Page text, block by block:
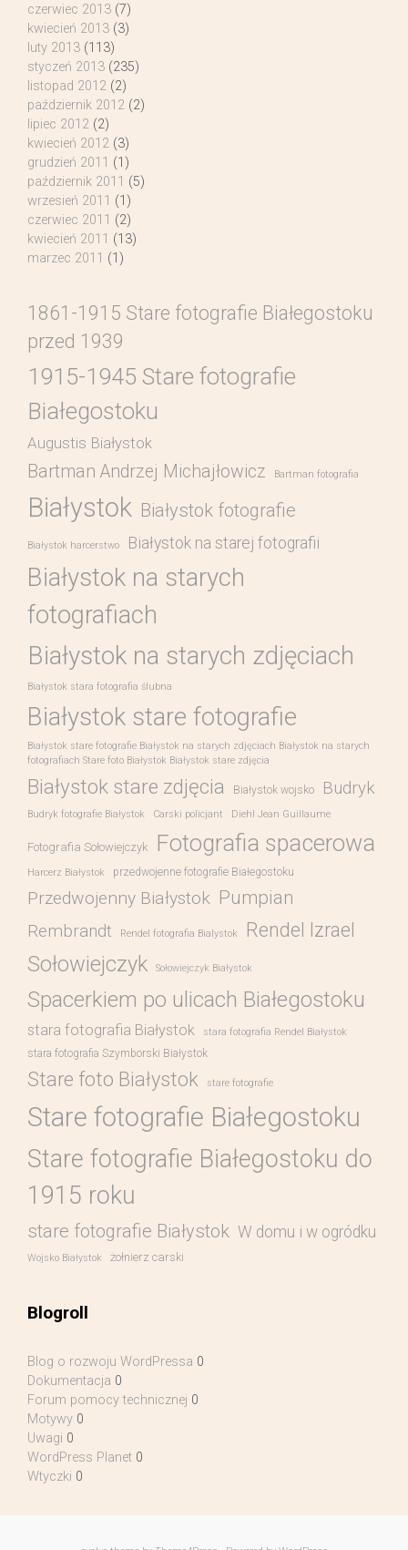
czerwiec 2013 (7)
kwiecień 2013 (3)
luty 2013 (113)
styczeń 2013 (235)
listopad 2012 (2)
październik 2012 (2)
lipiec 2012 (2)
kwiecień 2012 (3)
grudzień 2011 (1)
październik 2011 (5)
wrzesień 2011 (1)
czerwiec 2011 (2)
kwiecień 2011 (13)
marzec 2011 (1)
1861-1915 Stare fotografie Białegostoku
przed 1939
1915-1945 Stare fotografie
Białegostoku
Augustis Białystok
Bartman Andrzej Michajłowicz Bartman fotografia
Białystok Białystok fotografie
Białystok harcerstwo Białystok na starej fotografii
Białystok na starych
fotografiach
Białystok na starych zdjęciach
Białystok stara fotografia ślubna
Białystok stare fotografie
Białystok stare fotografie Białystok na starych zdjęciach Białystok na starych
fotografiach Stare foto Białystok Białystok stare zdjęcia
Białystok stare zdjęcia Białystok wojsko Budryk
Budryk fotografie Białystok Carski policjant Diehl Jean Guillaume
Fotografia Sołowiejczyk Fotografia spacerowa
Harcerz Białystok przedwojenne fotografie Białegostoku
Przedwojenny Białystok Pumpian
Rembrandt Rendel fotografia Bialystok Rendel Izrael
Sołowiejczyk Sołowiejczyk Białystok
Spacerkiem po ulicach Białegostoku
stara fotografia Białystok stara fotografia Rendel Białystok
stara fotografia Szymborski Białystok
Stare foto Białystok stare fotografie
Stare fotografie Białegostoku
Stare fotografie Białegostoku do
1915 roku
stare fotografie Białystok W domu i w ogródku
Wojsko Białystok żołnierz carski
Blogroll
Blog o rozwoju WordPressa 0
Dokumentacja 0
Forum pomocy technicznej 0
Motywy 0
Uwagi 0
WordPress Planet 0
Wtyczki 0